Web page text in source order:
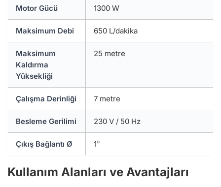
Motor Gücü 1300 W
Maksimum Debi 650 L/dakika
Maksimum
Kaldırma
Yüksekliği
25 metre
Çalışma Derinliği 7 metre
Besleme Gerilimi 230 V / 50 Hz
Çıkış Bağlantı Ø 1"
Kullanım Alanları ve Avantajları